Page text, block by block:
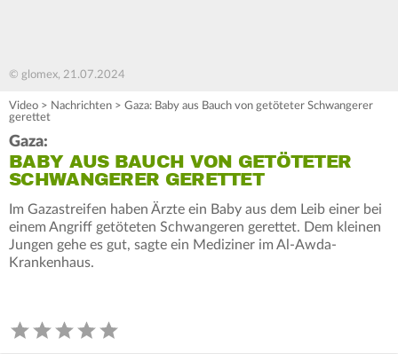
© glomex, 21.07.2024
Video > Nachrichten > Gaza: Baby aus Bauch von getöteter Schwangerer
gerettet
Gaza:
BABY AUS BAUCH VON GETÖTETER
SCHWANGERER GERETTET
Im Gazastreifen haben Ärzte ein Baby aus dem Leib einer bei
einem Angriff getöteten Schwangeren gerettet. Dem kleinen
Jungen gehe es gut, sagte ein Mediziner im Al-Awda-
Krankenhaus.